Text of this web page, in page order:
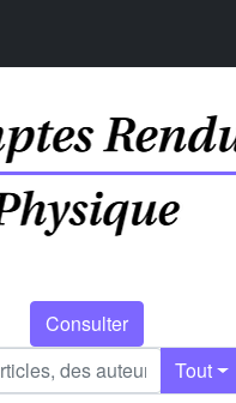
Consulter
Tout